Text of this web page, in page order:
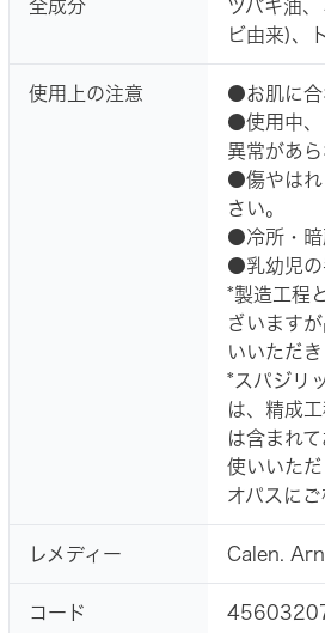
全成分
ツバキ油
ビ由来)、
使用上の注意
●お肌に合
●使用中、
異常があ
●傷やはれ
さい。
●冷所・暗
●乳幼児の
*製造工程
ざいます
いいただ
*スパジリ
は、精成
は含まれ
使いいた
オパスに
レメディー Calen.
コード